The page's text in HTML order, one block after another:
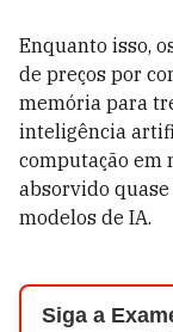
Enquanto isso,
de preços por
memória para
inteligência
computação em
absorvido
modelos de IA.
Siga a